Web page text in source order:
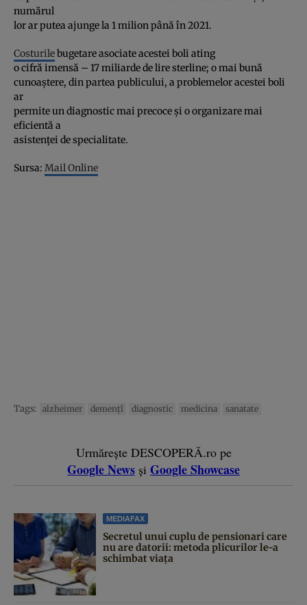
numărul
lor ar putea ajunge la 1 milion până în 2021.
Costurilebugetare asociate acestei boli ating
o cifră imensă – 17 miliarde de lire sterline; o mai bună
cunoaştere, din partea publicului, a problemelor acestei boli
ar
permite un diagnostic mai precoce şi o organizare mai
eficientă a
asistenţei de specialitate.
Sursa: Mail Online
Tags: alzheimer demenţî diagnostic medicina sanatate
Urmărește DESCOPERĂ.ro pe
Google News și Google Showcase
MEDIAFAX
Secretul unui cuplu de pensionari care
nu are datorii: metoda plicurilor le-a
schimbat viața